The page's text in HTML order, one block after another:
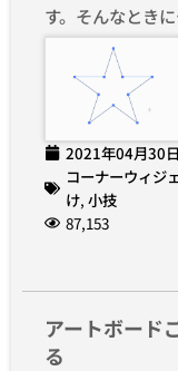
す。そんなとき
2021年04月30日
コーナーウィジ
け, 小技
87,153
アートボード
る